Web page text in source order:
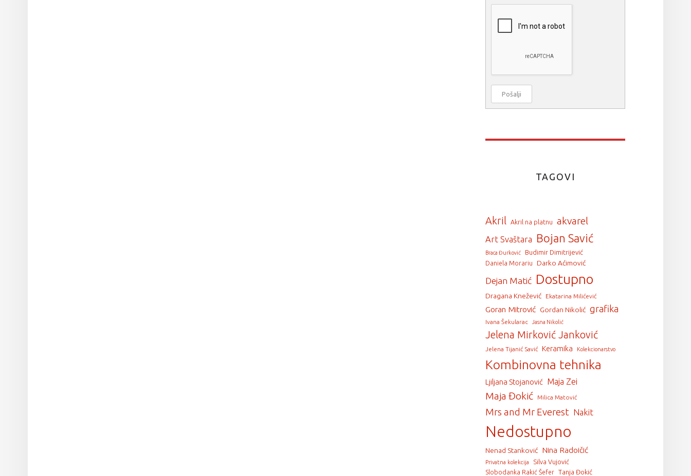
Pošalji
TAGOVI
Akril Akril na platnu akvarel
Art Svaštara Bojan Savić
Braca Đurković Budimir Dimitrijević
Daniela Morariu Darko Aćimović
Dejan Matić Dostupno
Dragana Knežević Ekatarina Milićević
Goran Mitrović Gordan Nikolić grafika
Ivana Šekularac Jasna Nikolić
Jelena Mirković Janković
Jelena Tijanić Savić Keramika Kolekcionarstvo
Kombinovna tehnika
Ljiljana Stojanović Maja Zei
Maja Đokić Milica Matović
Mrs and Mr Everest Nakit
Nedostupno
Nenad Stanković Nina Radoičić
Privatna kolekcija Silva Vujović
Slobodanka Rakić Šefer Tanja Đokić